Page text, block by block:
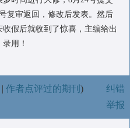
复审返回，修改后发表。然后
收假后就收到了惊喜，主编给出
用！
| 作者点评过的期刊 )
纠错
举报